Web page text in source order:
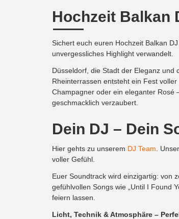
Hochzeit Balkan
Sichert euch euren Hochzeit Balkan
unvergessliches Highlight verwandelt.
Düsseldorf, die Stadt der Eleganz
Rheinterrassen entsteht ein Fest
Champagner oder ein eleganter Rosé
geschmacklich verzaubert.
Dein DJ – Dein
Hier gehts zu unserem DJ Team .
voller Gefühl.
Euer Soundtrack wird einzigartig: von
gefühlvollen Songs wie „Until I Found
feiern lassen.
Licht, Technik & Atmosphäre –